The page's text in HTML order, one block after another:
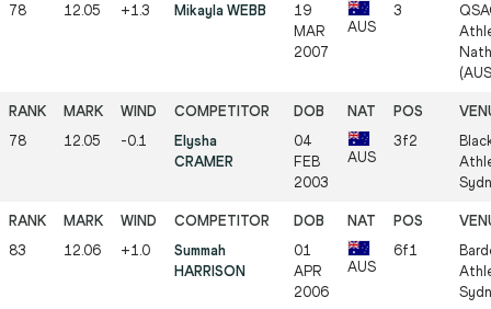
78 12.05 +1.3 Mikayla WEBB
19
MAR
2007
AUS
3
78 12.05 -0.1
Elysha
CRAMER
04
FEB
2003
AUS
3f2
83 12.06 +1.0
Summah
HARRISON
01
APR
2006
AUS
6f1